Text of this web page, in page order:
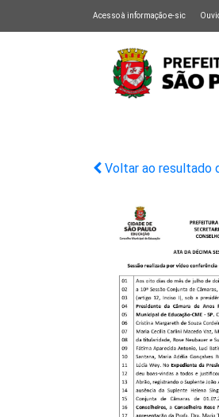
Acesso à informação e-sic
Voltar ao resultado